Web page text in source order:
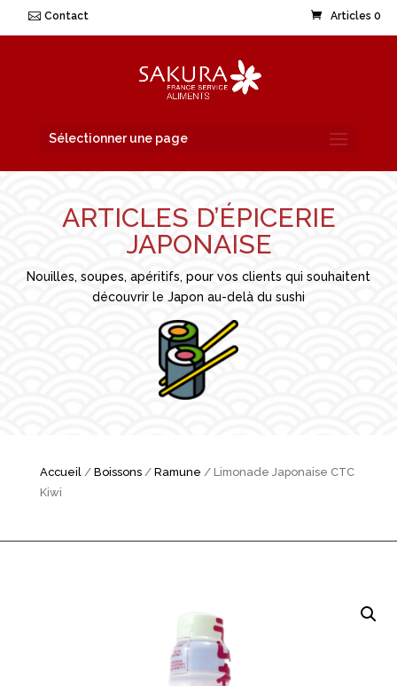
Contact Articles 0
Sélectionner une page
ARTICLES D’ÉPICERIE
JAPONAISE
Nouilles, soupes, apéritifs, pour vos clients qui souhaitent
découvrir le Japon au-delà du sushi
Accueil/ Boissons/ Ramune / Limonade Japonaise CTC
Kiwi